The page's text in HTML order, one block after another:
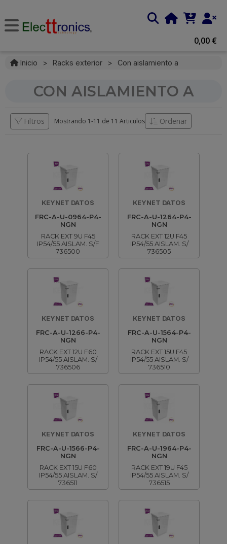
0,00 €
Inicio > Racks exterior > Con aislamiento a
CON AISLAMIENTO A
Filtros Mostrando 1-11 de 11 Articulos Ordenar
KEYNET DATOS
FRC-A-U-0964-P4-
NGN
RACK EXT 9U F45
IP54/55 AISLAM. S/F
736500
KEYNET DATOS
FRC-A-U-1264-P4-
NGN
RACK EXT 12U F45
IP54/55 AISLAM. S/
736505
KEYNET DATOS
FRC-A-U-1266-P4-
NGN
RACK EXT 12U F60
IP54/55 AISLAM. S/
736506
KEYNET DATOS
FRC-A-U-1564-P4-
NGN
RACK EXT 15U F45
IP54/55 AISLAM. S/
736510
KEYNET DATOS
FRC-A-U-1566-P4-
NGN
RACK EXT 15U F60
IP54/55 AISLAM. S/
736511
KEYNET DATOS
FRC-A-U-1964-P4-
NGN
RACK EXT 19U F45
IP54/55 AISLAM. S/
736515